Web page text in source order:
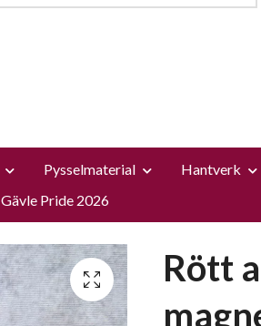
Pysselmaterial Hantverk
Gävle Pride 2026
Rött